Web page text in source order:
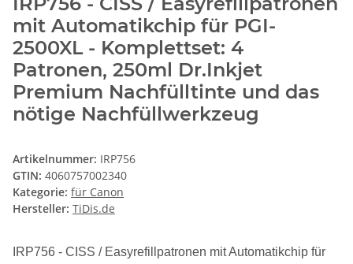
mit Automatikchip für PGI-
2500XL - Komplettset: 4
Patronen, 250ml Dr.Inkjet
Premium Nachfülltinte und das
nötige Nachfüllwerkzeug
Artikelnummer: IRP756
GTIN: 4060757002340
Kategorie: für Canon
Hersteller: TiDis.de
IRP756 - CISS / Easyrefillpatronen mit Automatikchip für